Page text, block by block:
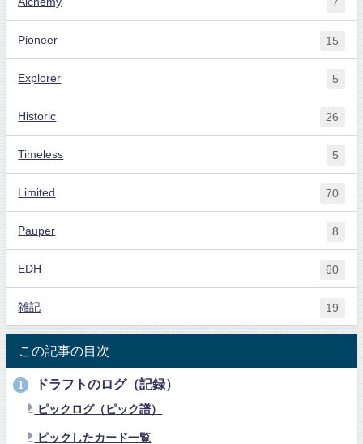
Pioneer 15
Explorer 5
Historic 26
Timeless 5
Limited 70
Pauper 8
EDH 60
雑記 19
この記事の目次
1 ドラフトのログ（記録）
ピックログ（ピック譜）
ピックしたカード一覧